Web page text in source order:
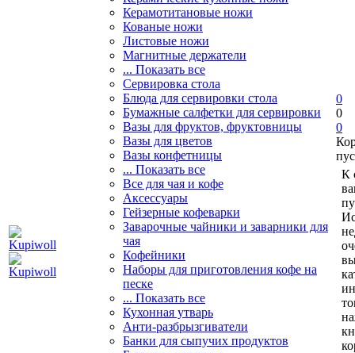
Керамотитановые ножи
Кованые ножи
Листовые ножи
Магнитные держатели
... Показать все
Сервировка стола
Блюда для сервировки стола
Бумажные салфетки для сервировки
Вазы для фруктов, фруктовницы
Вазы для цветов
Вазы конфетницы
... Показать все
Все для чая и кофе
Аксессуары
Гейзерные кофеварки
Заварочные чайники и заварники для
чая
Кофейники
Наборы для приготовления кофе на
песке
... Показать все
Кухонная утварь
Анти-разбрызгиватели
Банки для сыпучих продуктов
0
0
0
К